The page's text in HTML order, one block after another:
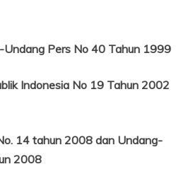
Undang Pers No 40 Tahun 1999
Indonesia No 19 Tahun 2002
14 tahun 2008 dan Undang-
2008